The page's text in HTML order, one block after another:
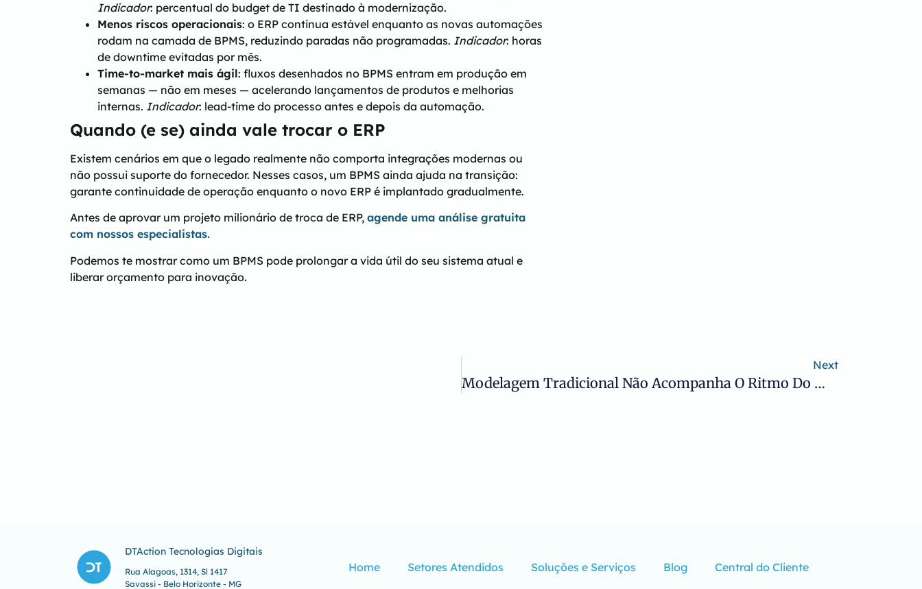
Indicador: percentual do budget de TI destinado à modernização.
Menos riscos operacionais: o ERP continua estável enquanto as novas automações
rodam na camada de BPMS, reduzindo paradas não programadas. Indicador: horas
de downtime evitadas por mês.
Time-to-market mais ágil: fluxos desenhados no BPMS entram em produção em
semanas — não em meses — acelerando lançamentos de produtos e melhorias
internas. Indicador: lead-time do processo antes e depois da automação.
Quando (e se) ainda vale trocar o ERP
Existem cenários em que o legado realmente não comporta integrações modernas ou
não possui suporte do fornecedor. Nesses casos, um BPMS ainda ajuda na transição:
garante continuidade de operação enquanto o novo ERP é implantado gradualmente.
Antes de aprovar um projeto milionário de troca de ERP, agende uma análise gratuita
com nossos especialistas.
Podemos te mostrar como um BPMS pode prolongar a vida útil do seu sistema atual e
liberar orçamento para inovação.
Next
Modelagem Tradicional Não Acompanha O Ritmo Do Mercado — Conheça A Modelagem Colaborativa E Ágil De Processos
DTAction Tecnologias Digitais
Rua Alagoas, 1314, Sl 1417
Savassi - Belo Horizonte - MG
Home Setores Atendidos Soluções e Serviços Blog Central do Cliente